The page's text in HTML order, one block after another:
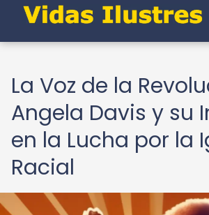
La Voz de la
Angela Davis y su
en la Lucha por la
Racial